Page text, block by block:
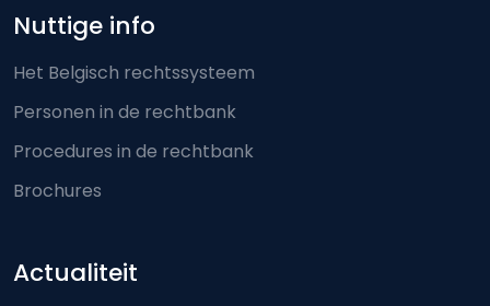
Nuttige info
Het Belgisch rechtssysteem
Personen in de rechtbank
Procedures in de rechtbank
Brochures
Actualiteit